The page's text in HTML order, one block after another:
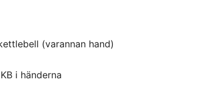
(varannan hand)
i händerna